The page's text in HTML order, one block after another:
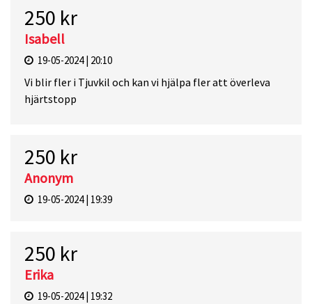
250 kr
Isabell
19-05-2024 | 20:10
Vi blir fler i Tjuvkil och kan vi hjälpa fler att överleva
hjärtstopp
250 kr
Anonym
19-05-2024 | 19:39
250 kr
Erika
19-05-2024 | 19:32